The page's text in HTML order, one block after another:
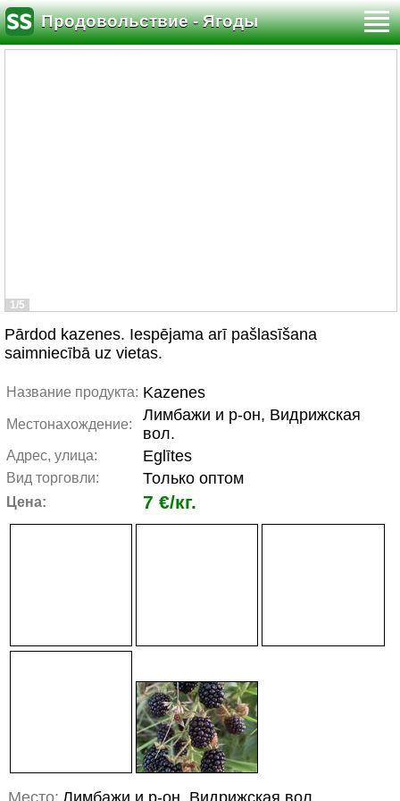
Продовольствие - Ягоды
1/5
Pārdod kazenes. Iespējama arī pašlasīšana
saimniecībā uz vietas.
Название продукта: Kazenes
Местонахождение:
Лимбажи и р-он, Видрижская
вол.
Адрес, улица: Eglītes
Вид торговли: Только оптом
Цена: 7 €/кг.